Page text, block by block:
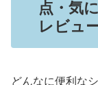
点・気
レビュー
どんなに便利な